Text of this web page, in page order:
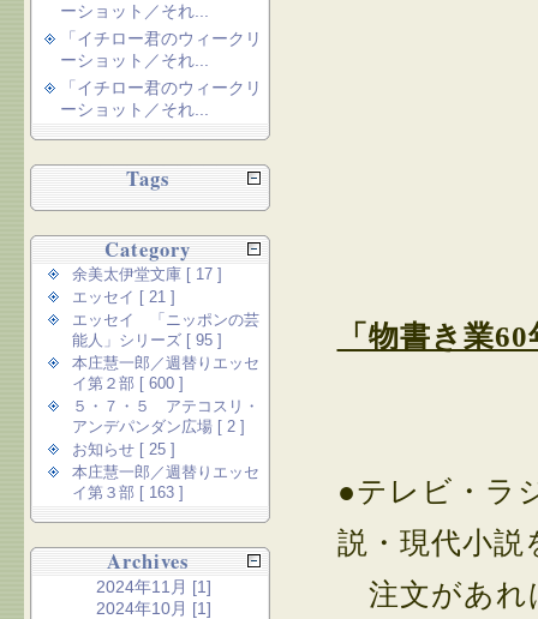
「物書き業
●テレビ・ラ
説・現代小
注文があれ
ーショット／それ...
「イチロー君のウィークリ
ーショット／それ...
「イチロー君のウィークリ
ーショット／それ...
Tags
Category
余美太伊堂文庫 [ 17 ]
エッセイ [ 21 ]
エッセイ 「ニッポンの芸
能人」シリーズ [ 95 ]
本庄慧一郎／週替りエッセ
イ第２部 [ 600 ]
５・７・５ アテコスリ・
アンデパンダン広場 [ 2 ]
お知らせ [ 25 ]
本庄慧一郎／週替りエッセ
イ第３部 [ 163 ]
Archives
2024年11月 [1]
2024年10月 [1]